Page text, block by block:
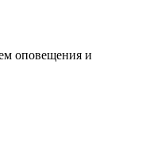
оповещения и